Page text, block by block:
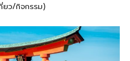
ยว/กิจกรรม)